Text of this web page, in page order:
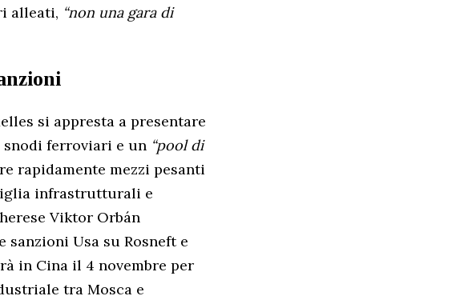
alleati, “non una gara di
si appresta a presentare
ferroviari e un “pool di
rapidamente mezzi pesanti
infrastrutturali e
Viktor Orbán
Usa su Rosneft e
in Cina il 4 novembre per
tra Mosca e